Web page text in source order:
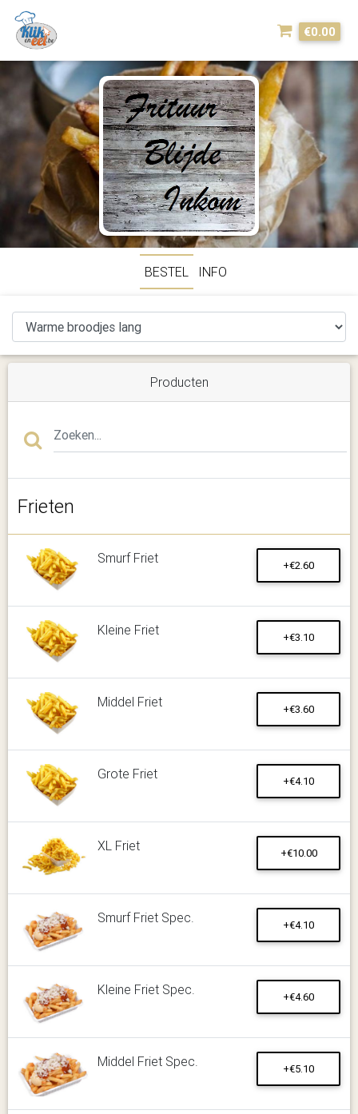
€0.00
BESTEL INFO
Producten
Frieten
Smurf Friet +€2.60
Kleine Friet +€3.10
Middel Friet +€3.60
Grote Friet +€4.10
XL Friet +€10.00
Smurf Friet Spec. +€4.10
Kleine Friet Spec. +€4.60
Middel Friet Spec. +€5.10